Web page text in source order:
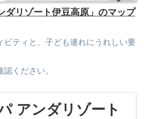
ダリゾート伊豆高原」のマップ
ビティと、子ども連れにうれしい要
ください。
アンダリゾート